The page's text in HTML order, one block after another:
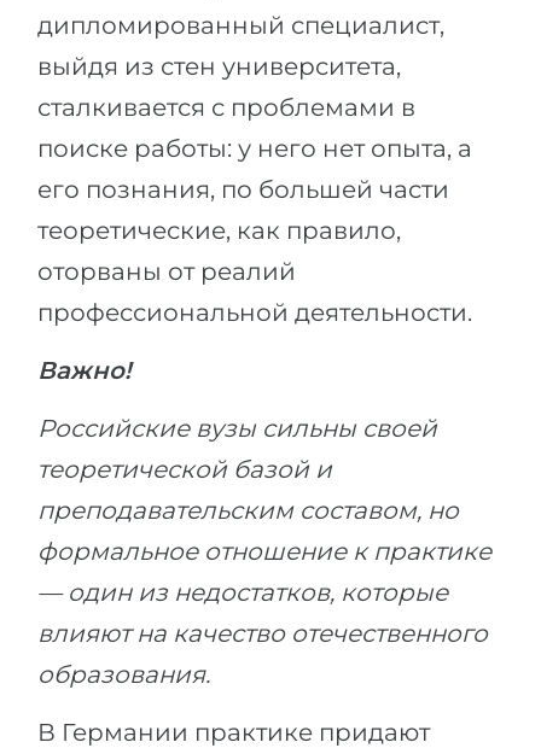
Примеры вакансий
Тест Голланда
Тест Карта Интересов
Тест RIASEC
Успехна
100%
Наши студенты успешно поступают
КОНСУЛЬТАЦИЯ!
ПОСТУПАЕМ ИЗ...
Россия
Украина
Казахстан
Азербайджан
Армения
дипломированный специалист,
выйдя из стен университета,
сталкивается с проблемами в
поиске работы: у него нет опыта, а
его познания, по большей части
теоретические, как правило,
оторваны от реалий
профессиональной деятельности.
Важно!
Российские вузы сильны своей
теоретической базой и
преподавательским составом, но
формальное отношение к практике
— один из недостатков, которые
влияют на качество отечественного
образования.
В Германии практике придают